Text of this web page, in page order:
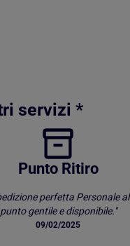
servizi *
Punto Ritiro
perfetta Personale al
punto gentile e disponibile."
09/02/2025